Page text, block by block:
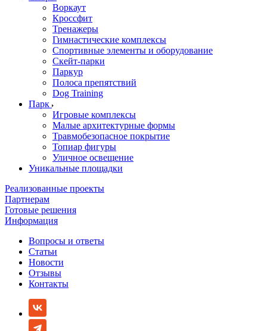
Воркаут
Кроссфит
Тренажеры
Гимнастические комплексы
Спортивные элементы и оборудование
Скейт-парки
Паркур
Полоса препятствий
Dog Training
Парк
Игровые комплексы
Малые архитектурные формы
Травмобезопасное покрытие
Топиар фигуры
Уличное освещение
Уникальные площадки
Реализованные проекты
Партнерам
Готовые решения
Информация
Вопросы и ответы
Статьи
Новости
Отзывы
Контакты